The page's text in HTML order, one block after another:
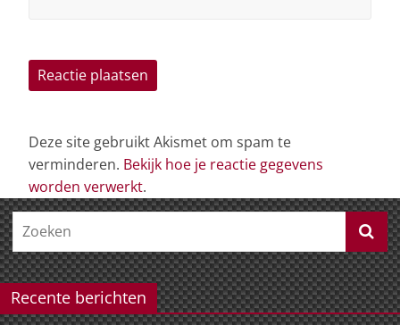
Deze site gebruikt Akismet om spam te
verminderen. Bekijk hoe je reactie gegevens
worden verwerkt.
Recente berichten